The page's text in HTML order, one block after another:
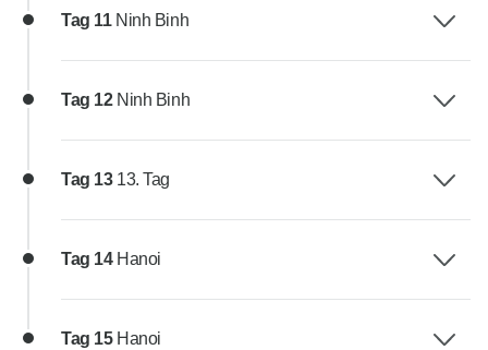
Tag 11 Ninh Binh
Tag 12 Ninh Binh
Tag 13 13. Tag
Tag 14 Hanoi
Tag 15 Hanoi